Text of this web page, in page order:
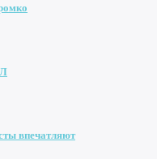
впечатляют